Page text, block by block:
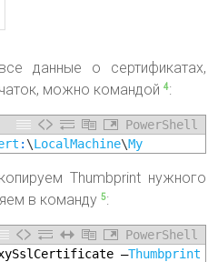
данные о сертификатах,
можно командой 4:
PowerShell
: \LocalMachine\My
Thumbprint нужного
в команду 5:
PowerShell
–Thumbprint